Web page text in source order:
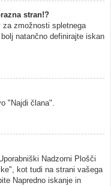
stran!?
za zmožnosti spletnega
natančno definirajte iskan
"Najdi člana".
Nadzorni Plošči
kot tudi na strani vašega
Napredno iskanje in